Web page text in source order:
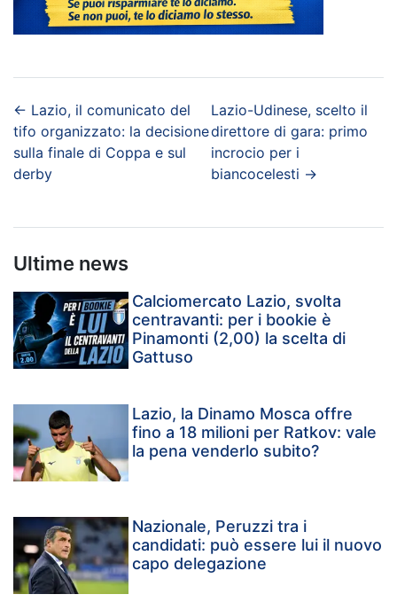
← Lazio, il comunicato del
tifo organizzato: la decisione
sulla finale di Coppa e sul
derby
Lazio-Udinese, scelto il
direttore di gara: primo
incrocio per i
biancocelesti →
Ultime news
Calciomercato Lazio, svolta
centravanti: per i bookie è
Pinamonti (2,00) la scelta di
Gattuso
Lazio, la Dinamo Mosca offre
fino a 18 milioni per Ratkov: vale
la pena venderlo subito?
Nazionale, Peruzzi tra i
candidati: può essere lui il nuovo
capo delegazione